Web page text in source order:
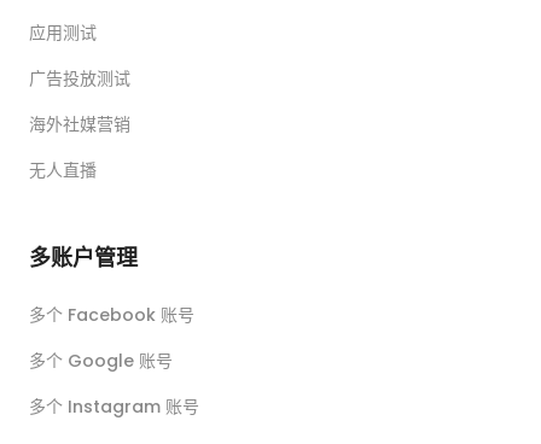
应用测试
广告投放测试
海外社媒营销
无人直播
多账户管理
多个 Facebook 账号
多个 Google 账号
多个 Instagram 账号